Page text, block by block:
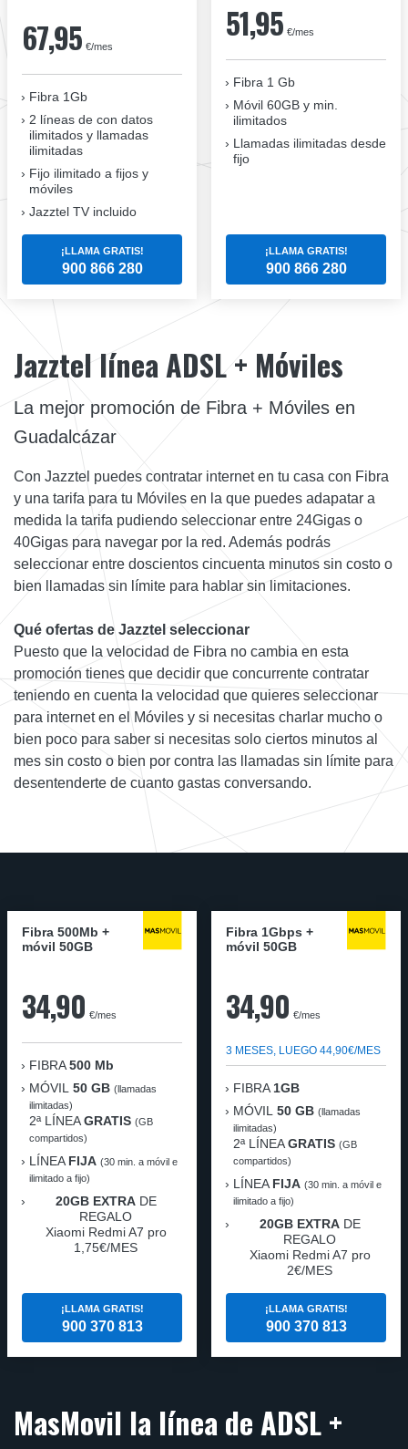
67,95 €/mes
Fibra 1Gb
2 líneas de con datos
ilimitados y llamadas
ilimitadas
Fijo ilimitado a fijos y
móviles
Jazztel TV incluido
¡LLAMA GRATIS!
900 866 280
51,95 €/mes
Fibra 1 Gb
Móvil 60GB y min.
ilimitados
Llamadas ilimitadas desde
fijo
¡LLAMA GRATIS!
900 866 280
Jazztel línea ADSL + Móviles
La mejor promoción de Fibra + Móviles en
Guadalcázar
Con Jazztel puedes contratar internet en tu casa con Fibra
y una tarifa para tu Móviles en la que puedes adapatar a
medida la tarifa pudiendo seleccionar entre 24Gigas o
40Gigas para navegar por la red. Además podrás
seleccionar entre doscientos cincuenta minutos sin costo o
bien llamadas sin límite para hablar sin limitaciones.
Qué ofertas de Jazztel seleccionar
Puesto que la velocidad de Fibra no cambia en esta
promoción tienes que decidir que concurrente contratar
teniendo en cuenta la velocidad que quieres seleccionar
para internet en el Móviles y si necesitas charlar mucho o
bien poco para saber si necesitas solo ciertos minutos al
mes sin costo o bien por contra las llamadas sin límite para
desentenderte de cuanto gastas conversando.
Fibra 500Mb +
móvil 50GB
34,90 €/mes
FIBRA 500 Mb
MÓVIL 50 GB (llamadas
ilimitadas)
2ª LÍNEAGRATIS (GB
compartidos)
LÍNEA FIJA (30 min. a móvil e
ilimitado a fijo)
20GB EXTRADE
REGALO
Xiaomi Redmi A7 pro
1,75€/MES
¡LLAMA GRATIS!
900 370 813
Fibra 1Gbps +
móvil 50GB
34,90 €/mes
3 MESES, LUEGO 44,90€/MES
FIBRA 1GB
MÓVIL 50 GB (llamadas
ilimitadas)
2ª LÍNEAGRATIS (GB
compartidos)
LÍNEA FIJA (30 min. a móvil e
ilimitado a fijo)
20GB EXTRADE
REGALO
Xiaomi Redmi A7 pro
2€/MES
¡LLAMA GRATIS!
900 370 813
MasMovil la línea de ADSL +